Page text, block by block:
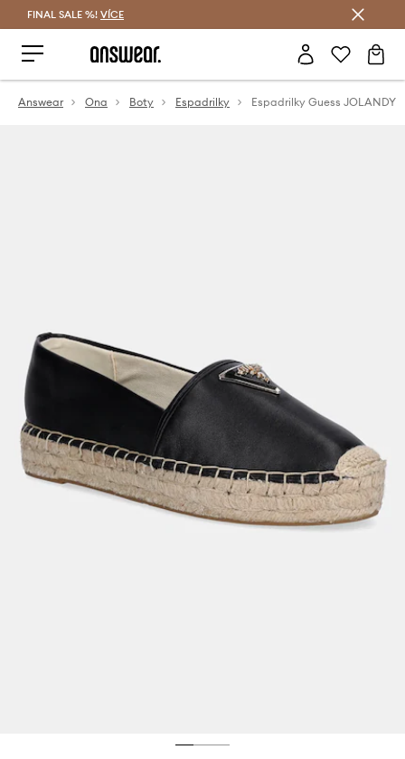
FINAL SALE %! VÍCE
Answear Ona Boty Espadrilky Espadrilky Guess JOLANDY